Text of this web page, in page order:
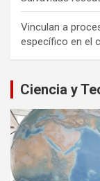
Vinculan a
específico en el
Ciencia y